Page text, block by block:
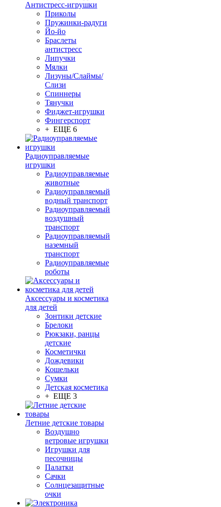
Антистресс-игрушки
Приколы
Пружинки-радуги
Йо-йо
Браслеты
антистресс
Липучки
Мялки
Лизуны/Слаймы/
Слизи
Спиннеры
Тянучки
Фиджет-игрушки
Фингерспорт
+ ЕЩЕ 6
Радиоуправляемые
игрушки
Радиоуправляемые
животные
Радиоуправляемый
водный транспорт
Радиоуправляемый
воздушный
транспорт
Радиоуправляемый
наземный
транспорт
Радиоуправляемые
роботы
Аксессуары и косметика
для детей
Зонтики детские
Брелоки
Рюкзаки, ранцы
детские
Косметички
Дождевики
Кошельки
Сумки
Детская косметика
+ ЕЩЕ 3
Летние детские товары
Воздушно
ветровые игрушки
Игрушки для
песочницы
Палатки
Сачки
Солнцезащитные
очки